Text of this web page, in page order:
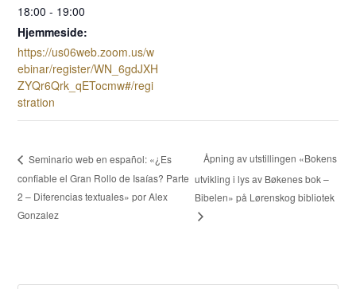
18:00 - 19:00
Hjemmeside:
https://us06web.zoom.us/w
ebinar/register/WN_6gdJXH
ZYQr6Qrk_qETocmw#/regi
stration
Seminario web en español: «¿Es
confiable el Gran Rollo de Isaías? Parte
2 – Diferencias textuales» por Alex
Gonzalez
Åpning av utstillingen «Bokens
utvikling i lys av Bøkenes bok –
Bibelen» på Lørenskog bibliotek